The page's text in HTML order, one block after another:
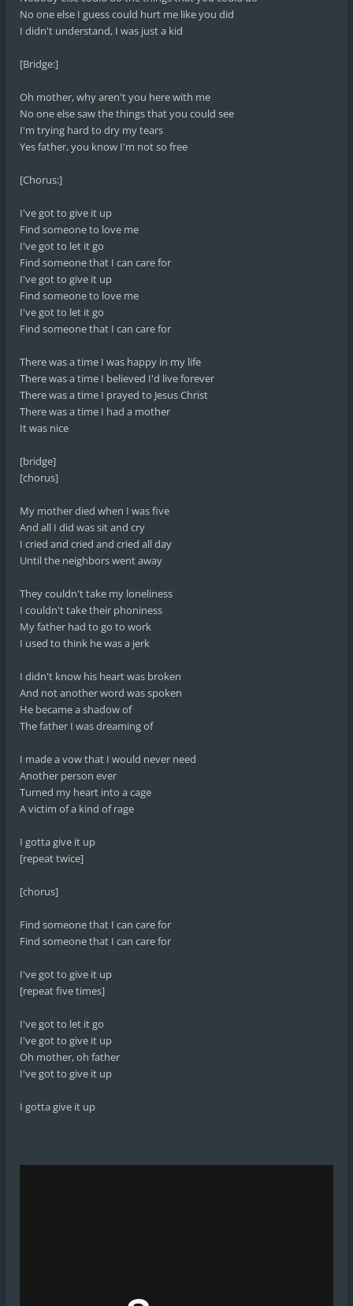
No one else I guess could hurt me like you did
I didn't understand, I was just a kid
[Bridge:]
Oh mother, why aren't you here with me
No one else saw the things that you could see
I'm trying hard to dry my tears
Yes father, you know I'm not so free
[Chorus:]
I've got to give it up
Find someone to love me
I've got to let it go
Find someone that I can care for
I've got to give it up
Find someone to love me
I've got to let it go
Find someone that I can care for
There was a time I was happy in my life
There was a time I believed I'd live forever
There was a time I prayed to Jesus Christ
There was a time I had a mother
It was nice
[bridge]
[chorus]
My mother died when I was five
And all I did was sit and cry
I cried and cried and cried all day
Until the neighbors went away
They couldn't take my loneliness
I couldn't take their phoniness
My father had to go to work
I used to think he was a jerk
I didn't know his heart was broken
And not another word was spoken
He became a shadow of
The father I was dreaming of
I made a vow that I would never need
Another person ever
Turned my heart into a cage
A victim of a kind of rage
I gotta give it up
[repeat twice]
[chorus]
Find someone that I can care for
Find someone that I can care for
I've got to give it up
[repeat five times]
I've got to let it go
I've got to give it up
Oh mother, oh father
I've got to give it up
I gotta give it up